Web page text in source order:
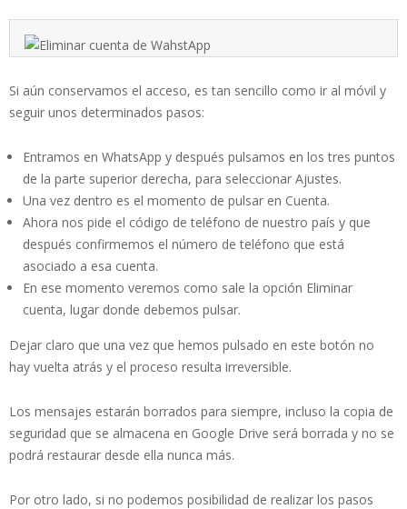
Si aún conservamos el acceso, es tan sencillo como ir al móvil y
seguir unos determinados pasos:
Entramos en WhatsApp y después pulsamos en los tres puntos
de la parte superior derecha, para seleccionar Ajustes.
Una vez dentro es el momento de pulsar en Cuenta.
Ahora nos pide el código de teléfono de nuestro país y que
después confirmemos el número de teléfono que está
asociado a esa cuenta.
En ese momento veremos como sale la opción Eliminar
cuenta, lugar donde debemos pulsar.
Dejar claro que una vez que hemos pulsado en este botón no
hay vuelta atrás y el proceso resulta irreversible.
Los mensajes estarán borrados para siempre, incluso la copia de
seguridad que se almacena en Google Drive será borrada y no se
podrá restaurar desde ella nunca más.
Por otro lado, si no podemos posibilidad de realizar los pasos